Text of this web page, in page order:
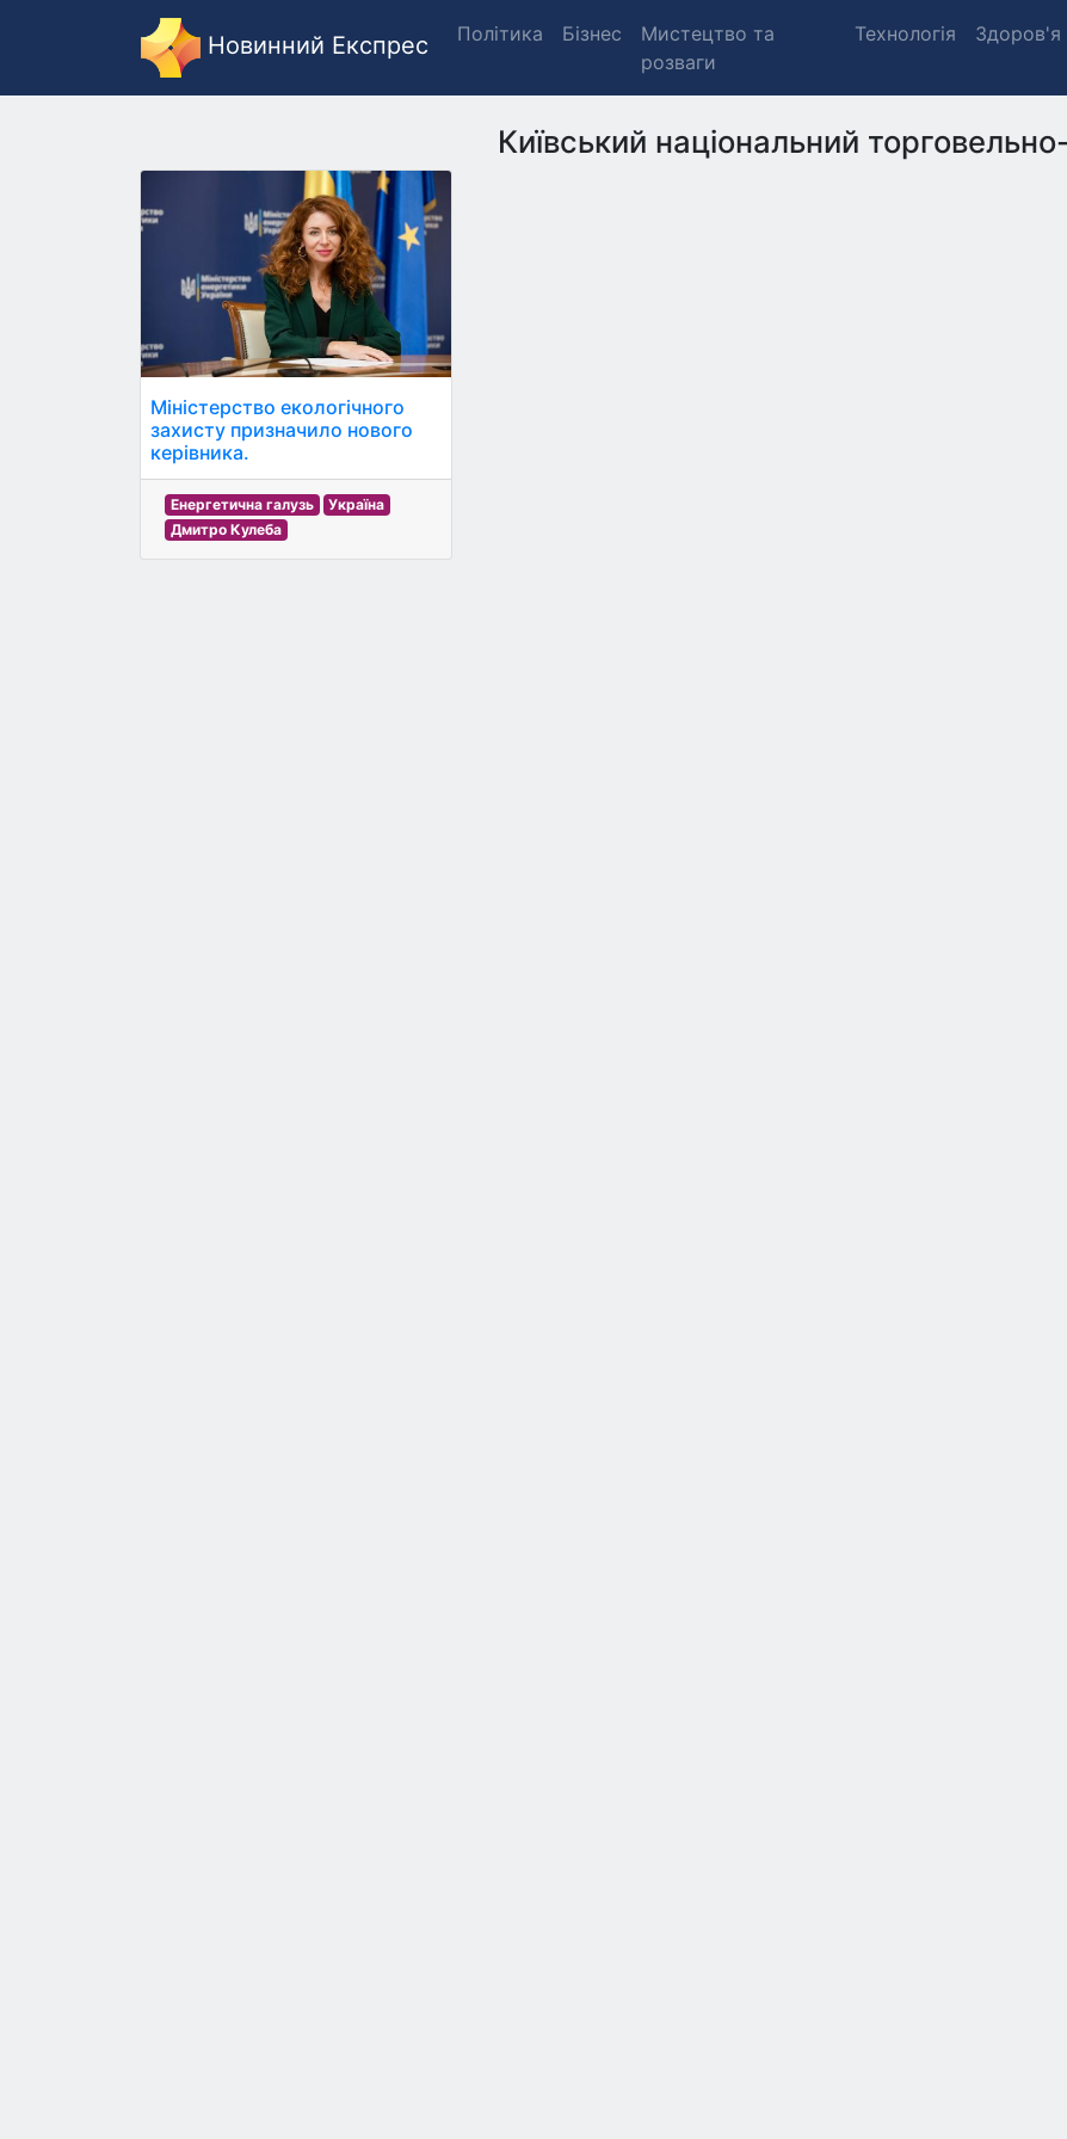
Новинний Експрес Політика Бізнес
Мистецтво та
розваги
Технологія Здоров'я
Київський національний
Міністерство екологічного
захисту призначило нового
керівника.
Енергетична галузь
Україна
Дмитро Кулеба